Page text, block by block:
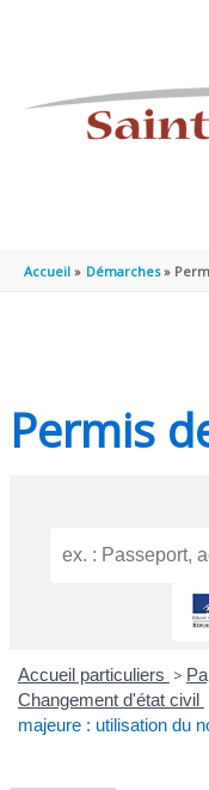
Accueil Démarches
Permis
Accueil particuliers >
Changement d'état civil
majeure : utilisation du